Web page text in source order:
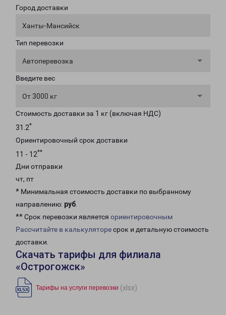
Город доставки
Ханты-Мансийск
Тип перевозки
Автоперевозка
Введите вес
От 3000 кг
Стоимость доставки за 1 кг (включая НДС)
31.2*
Ориентировочный срок доставки
11 - 12**
Дни отправки
чт, пт
* Минимальная стоимость доставки по выбранному
направлению: руб.
** Срок перевозки является ориентировочным
Рассчитайте в калькуляторесрок и детальную стоимость
доставки.
Скачать тарифы для филиала
«Острогожск»
Тарифы на услуги перевозки (xlsx)